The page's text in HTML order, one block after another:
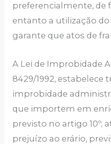
preferencialmente, de
entanto a utilização
garante que atos de
A Lei de Improbidade
8429/1992, estabelece
improbidade
que importem em
previsto no artigo 10º;
prejuízo ao erário,